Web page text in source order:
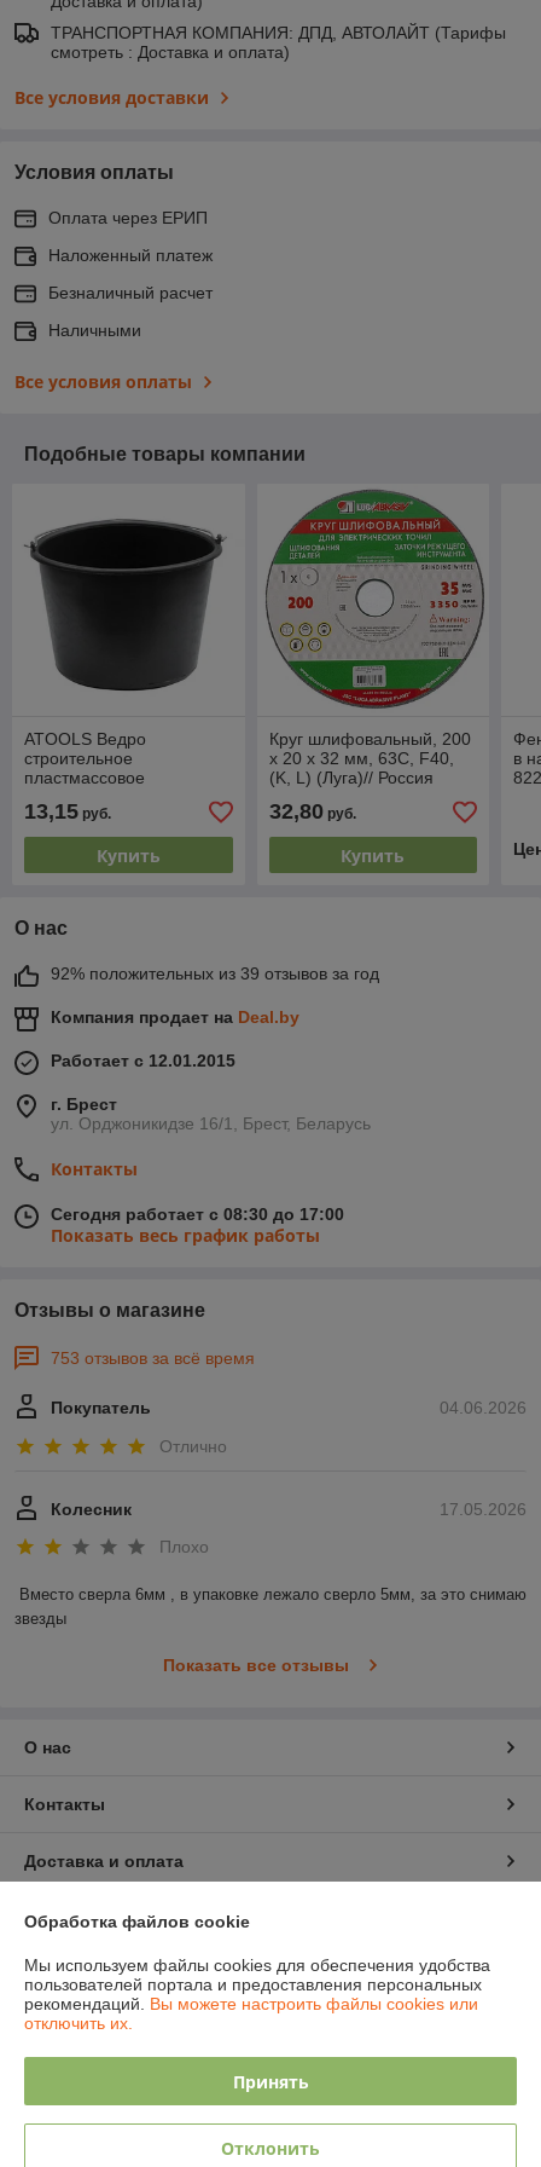
ТРАНСПОРТНАЯ КОМПАНИЯ: ДПД, АВТОЛАЙТ (Тарифы
смотреть : Доставка и оплата)
Все условия доставки
Условия оплаты
Оплата через ЕРИП
Наложенный платеж
Безналичный расчет
Наличными
Все условия оплаты
Подобные товары компании
ATOOLS Ведро
строительное
пластмассовое
20л, черное 26822
13,15 руб.
Купить
Круг шлифовальный, 200
х 20 х 32 мм, 63С, F40,
(K, L) (Луга)// Россия
32,80руб.
Купить
в
О нас
92% положительных из 39 отзывов за год
Компания продает на Deal.by
Работает с 12.01.2015
г. Брест
ул. Орджоникидзе 16/1, Брест, Беларусь
Контакты
Сегодня работает с 08:30 до 17:00
Показать весь график работы
Отзывы о магазине
753 отзывов за всё время
04.06.2026
Покупатель
Отлично
17.05.2026
Колесник
Плохо
Вместо сверла 6мм , в упаковке лежало сверло 5мм, за это снимаю
звезды
Показать все отзывы
О нас
Контакты
Доставка и оплата
График работы
Полная версия сайта
Политика обработки cookies
Сайт создан на платформе Deal.by
Обработка файлов cookie
Мы используем файлы cookies для обеспечения удобства
пользователей портала и предоставления персональных
рекомендаций. Вы можете настроить файлы cookies или
отключить их.
Принять
Отклонить